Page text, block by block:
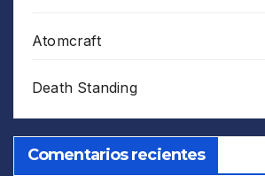
Atomcraft
Death Standing
Comentarios recientes